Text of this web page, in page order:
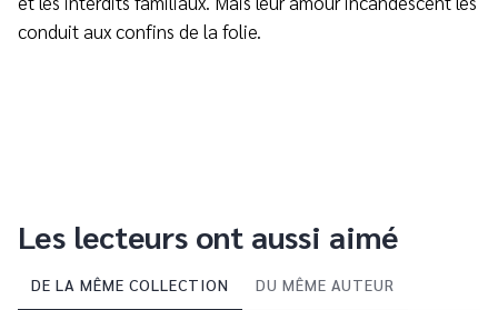
conduit aux confins de la folie.
Les lecteurs ont aussi aimé
DE LA MÊME COLLECTION DU MÊME AUTEUR